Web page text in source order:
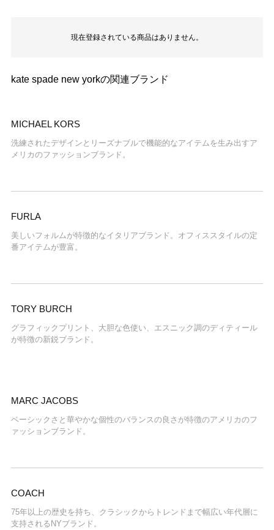
現在登録されている商品はありません。
kate spade new yorkの関連ブランド
MICHAEL KORS
洗練されたデザインとリーズナブルで機能的なアイテムを生み出すア
メリカのファッションブランド。
FURLA
美しいフォルムが特徴的なイタリアブランド。オフィススタイルの定
番アイテムが豊富。
TORY BURCH
グラフィックプリント、大胆な色使い、エスニック調のディティール
が特徴の新鋭ブランド。
MARC JACOBS
ベーシックさと華やかな個性のバランスの良さが特徴のアメリカのフ
ァッションブランド。
COACH
75年以上の歴史を持ち、クラシックからトレンドまで幅広い年代層に
支持されるNYブランド。